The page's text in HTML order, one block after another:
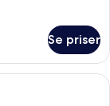
Se priser
med två